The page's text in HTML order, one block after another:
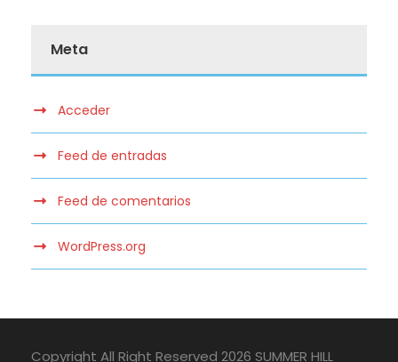
Meta
Acceder
Feed de entradas
Feed de comentarios
WordPress.org
Copyright All Right Reserved 2026 SUMMER HILL